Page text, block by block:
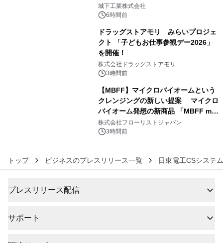
ーブル1本つなぐだけ、テレビの音が
ぐっと豊かに
城下工業株式会社
6時間前
ドラッグストアモリ みらいプロジェ
クト 「子どもお仕事参観デー2026」
を開催！
株式会社ドラッグストアモリ
3時間前
【MBFF】マイクロバイオームという
クレンジングの新しい提案 マイクロ
バイオーム発想の新商品 「MBFF mb
クレンジングPRO」を2026年8月6日
発売
株式会社フローリストジャパン
3時間前
トップ ビジネスのプレスリリース一覧 日東電工CSシステ
プレスリリース配信
サポート